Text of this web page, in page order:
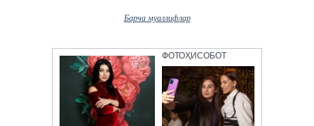
Барча муаллифлар
ФОТОҲИСОБОТ